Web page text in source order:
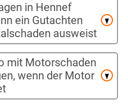
in Hennef
ein Gutachten
ausweist
mit Motorschaden
wenn der Motor